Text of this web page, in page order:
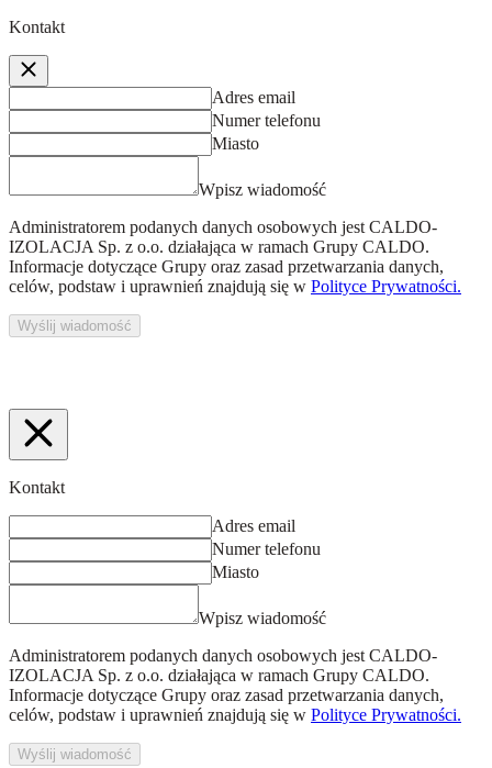
Kontakt
Adres email
Numer telefonu
Miasto
Wpisz wiadomość
Administratorem podanych danych osobowych jest CALDO-
IZOLACJA Sp. z o.o. działająca w ramach Grupy CALDO.
Informacje dotyczące Grupy oraz zasad przetwarzania danych,
celów, podstaw i uprawnień znajdują się w Polityce Prywatności.
Wyślij wiadomość
Kontakt
Adres email
Numer telefonu
Miasto
Wpisz wiadomość
Administratorem podanych danych osobowych jest CALDO-
IZOLACJA Sp. z o.o. działająca w ramach Grupy CALDO.
Informacje dotyczące Grupy oraz zasad przetwarzania danych,
celów, podstaw i uprawnień znajdują się w Polityce Prywatności.
Wyślij wiadomość